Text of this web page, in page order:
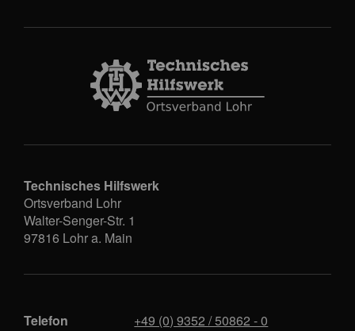
Technisches Hilfswerk
Ortsverband Lohr
Walter-Senger-Str. 1
97816 Lohr a. Main
Telefon +49 (0) 9352 / 50862 - 0